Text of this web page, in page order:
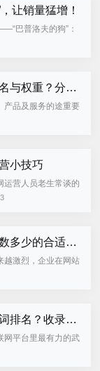
让销量猛增！
巴普洛夫的狗”：
一个实验：每次给
怎样快速提高网站的排名与权重？分享超有效的5个方法
品及服务的途重要
现的有效渠道。但
小技巧
营人员老生常谈的
定运行，持久承载
网站关键词选择全网指数多少的合适？怎样选才能被快速收录？
激烈，企业在网站
使用关键词优化网
网站收录多久才有关键词排名？收录对排名有没影响？
平台里最有力的武
前的位置，也可以